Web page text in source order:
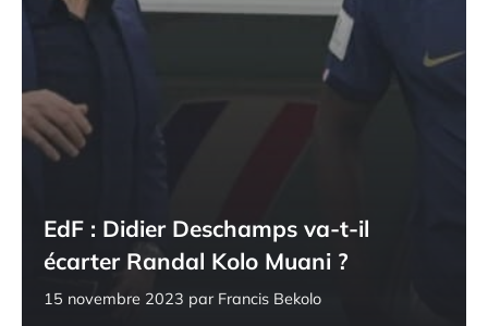
EdF : Didier Deschamps va-t-il
écarter Randal Kolo Muani ?
15 novembre 2023 par Francis Bekolo